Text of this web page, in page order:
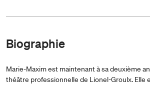
Biographie
Marie-Maxim est maintenant à sa deuxième
théâtre professionnelle de Lionel-Groulx. Elle